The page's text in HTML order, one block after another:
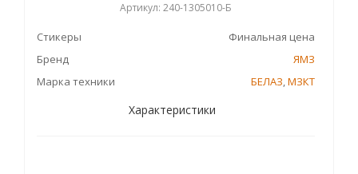
Артикул: 240-1305010-Б
Стикеры
Финальная цена
Бренд
ЯМЗ
Марка техники
БЕЛАЗ,МЗКТ
Характеристики